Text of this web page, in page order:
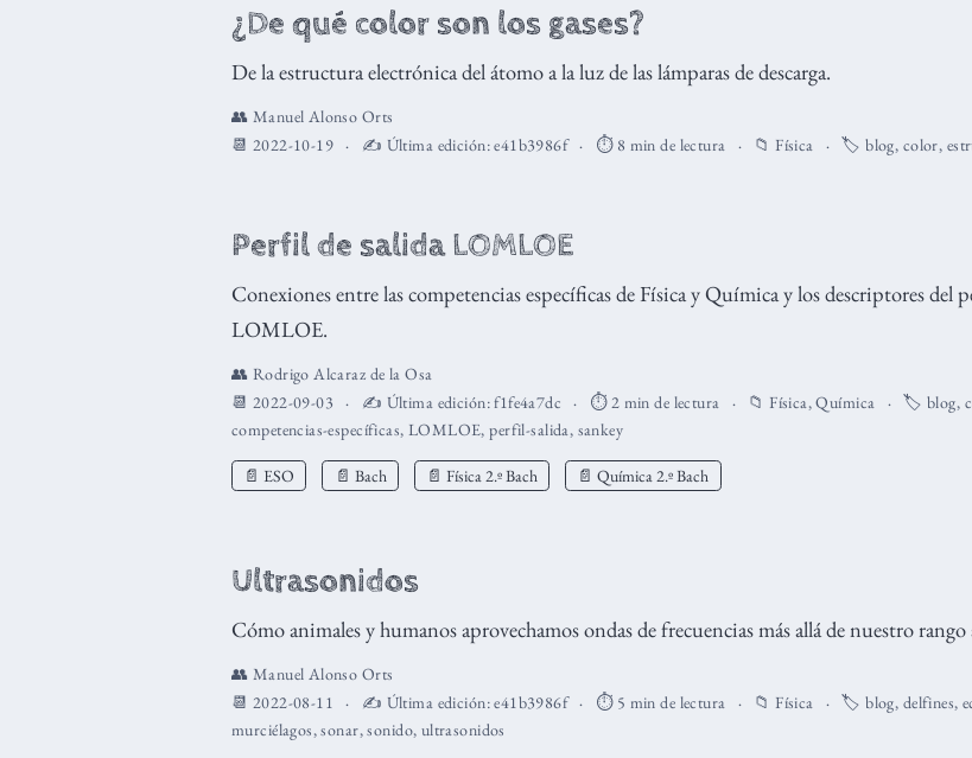
¿De qué color son los gases?
De la estructura electrónica del átomo a la luz de las lámparas de descarga.
👥 Manuel Alonso Orts
📆 2022-10-19
✍️ Última edición:e41b3986f ⏱️ 8 min de lectura 📁Física 🏷️blog, color,
Perfil de salida LOMLOE
Conexiones entre las competencias específicas de Física y Química y los descriptores del
LOMLOE.
👥 Rodrigo Alcaraz de la Osa
📆 2022-09-03
✍️ Última edición:f1fe4a7dc ⏱️ 2 min de lectura 📁Física,Química 🏷️blog,
competencias-específicas, LOMLOE,perfil-salida, sankey
📄 ESO 📄 Bach 📄 Física 2.º Bach 📄 Química 2.º Bach
Ultrasonidos
Cómo animales y humanos aprovechamos ondas de frecuencias más allá de nuestro
👥 Manuel Alonso Orts
📆 2022-08-11
✍️ Última edición:e41b3986f ⏱️ 5 min de lectura 📁Física 🏷️blog, delfines,
murciélagos,sonar,sonido, ultrasonidos